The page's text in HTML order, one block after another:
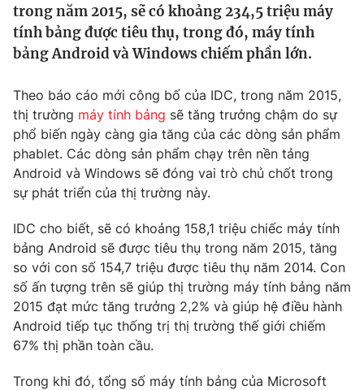
Tin tức
Thế giới đó đây
Kinh tế
Tài chính
Thị trường
Góc doanh nghiệp
Truyền hình
Phim VTV
Hậu trường
Nhân vật
Khán giả
Giải sao mai
Giải trí
Điện ảnh
Âm nhạc
Sao
Đời sống
Du lịch
Làm đẹp
Chất lượng cuộc sống
Giáo dục
Tuyển sinh
Học trực tuyến
Công nghệ
Hitech Công nghệ tương lai
Sản phẩm
trong năm 2015, sẽ có khoảng 234,5 triệu máy
tính bảng được tiêu thụ, trong đó, máy tính
bảng Android và Windows chiếm phần lớn.
Theo báo cáo mới công bố của IDC, trong năm 2015,
thị trường máy tính bảng sẽ tăng trưởng chậm do sự
phổ biến ngày càng gia tăng của các dòng sản phẩm
phablet. Các dòng sản phẩm chạy trên nền tảng
Android và Windows sẽ đóng vai trò chủ chốt trong
sự phát triển của thị trường này.
IDC cho biết, sẽ có khoảng 158,1 triệu chiếc máy tính
bảng Android sẽ được tiêu thụ trong năm 2015, tăng
so với con số 154,7 triệu được tiêu thụ năm 2014. Con
số ấn tượng trên sẽ giúp thị trường máy tính bảng năm
2015 đạt mức tăng trưởng 2,2% và giúp hệ điều hành
Android tiếp tục thống trị thị trường thế giới chiếm
67% thị phần toàn cầu.
Trong khi đó, tổng số máy tính bảng của Microsoft